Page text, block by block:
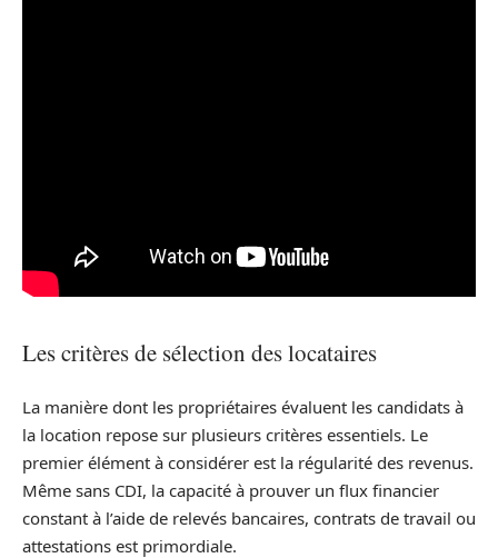
Les critères de sélection des locataires
La manière dont les propriétaires évaluent les candidats à
la location repose sur plusieurs critères essentiels. Le
premier élément à considérer est la régularité des revenus.
Même sans CDI, la capacité à prouver un flux financier
constant à l’aide de relevés bancaires, contrats de travail ou
attestations est primordiale.